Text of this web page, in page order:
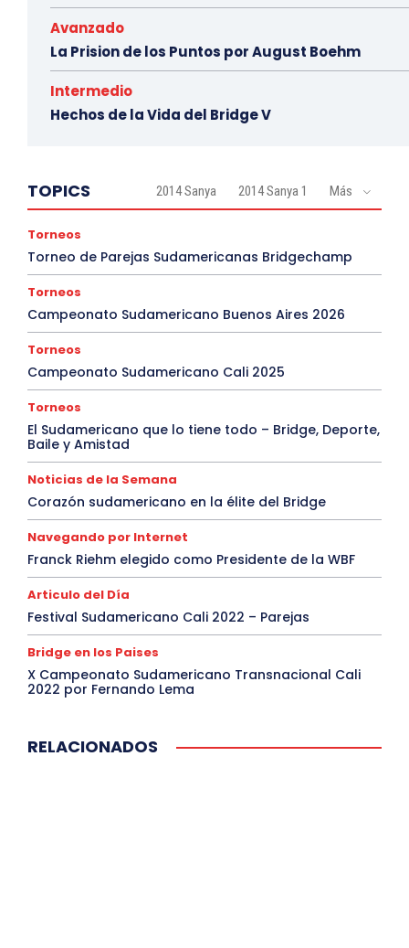
Avanzado
La Prision de los Puntos por August Boehm
Intermedio
Hechos de la Vida del Bridge V
TOPICS 2014 Sanya 2014 Sanya 1 Más
Torneos
Torneo de Parejas Sudamericanas Bridgechamp
Torneos
Campeonato Sudamericano Buenos Aires 2026
Torneos
Campeonato Sudamericano Cali 2025
Torneos
El Sudamericano que lo tiene todo – Bridge, Deporte,
Baile y Amistad
Noticias de la Semana
Corazón sudamericano en la élite del Bridge
Navegando por Internet
Franck Riehm elegido como Presidente de la WBF
Articulo del Día
Festival Sudamericano Cali 2022 – Parejas
Bridge en los Paises
X Campeonato Sudamericano Transnacional Cali
2022 por Fernando Lema
RELACIONADOS